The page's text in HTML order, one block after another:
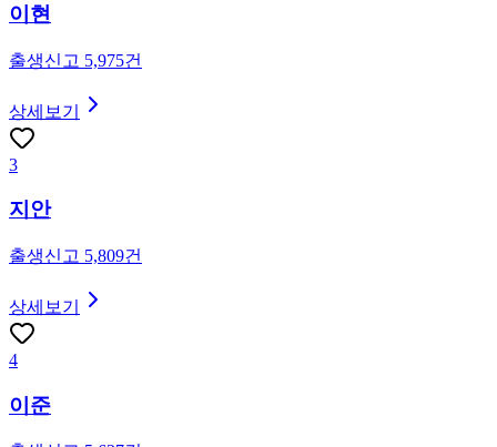
이현
출생신고 5,975건
상세보기
3
지안
출생신고 5,809건
상세보기
4
이준